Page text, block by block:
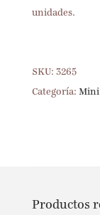
unidades.
SKU: 3265
Categoría: Mini
Productos